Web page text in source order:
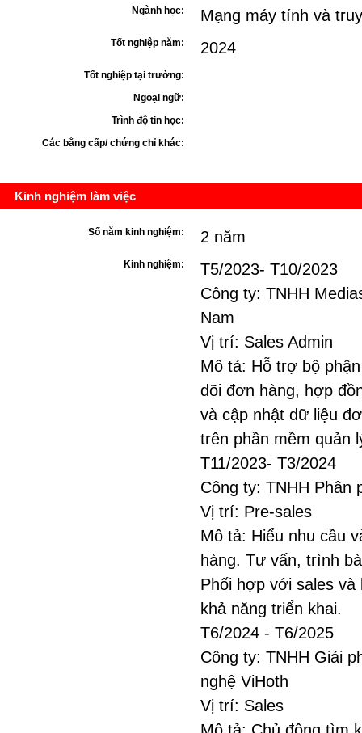
Ngành học: Mạng máy tính và
Tốt nghiệp năm: 2024
Tốt nghiệp tại trường:
Ngoại ngữ:
Trình độ tin học:
Các bằng cấp/ chứng chỉ khác:
Kinh nghiệm làm việc
Số năm kinh nghiệm: 2 năm
Kinh nghiệm:
T5/2023- T10/2023
Công ty: TNHH
Nam
Vị trí: Sales Admin
Mô tả: Hỗ trợ bộ
dõi đơn hàng, hợp
và cập nhật dữ liệu
trên phần mềm quản
T11/2023- T3/2024
Công ty: TNHH Phân
Vị trí: Pre-sales
Mô tả: Hiểu nhu cầu
hàng. Tư vấn, trình
Phối hợp với sales
khả năng triển khai.
T6/2024 - T6/2025
Công ty: TNHH Giải
nghệ ViHoth
Vị trí: Sales